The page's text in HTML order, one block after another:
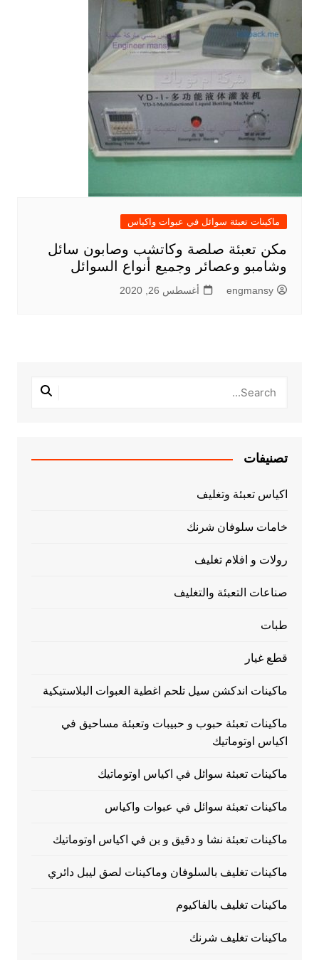
ماكينات تعبئة سوائل في عبوات واكياس
مكن تعبئة صلصة وكاتشب وصابون سائل
وشامبو وعصائر وجميع أنواع السوائل
engmansy أغسطس 26, 2020
تصنيفات
اكياس تعبئة وتغليف
خامات سلوفان شرنك
رولات و افلام تغليف
صناعات التعبئة والتغليف
طبات
قطع غيار
ماكينات اندكشن سيل تلحم اغطية العبوات البلاستيكية
ماكينات تعبئة حبوب و حبيبات وتعبئة مساحيق في
اكياس اوتوماتيك
ماكينات تعبئة سوائل في اكياس اوتوماتيك
ماكينات تعبئة سوائل في عبوات واكياس
ماكينات تعبئة نشا و دقيق و بن في اكياس اوتوماتيك
ماكينات تغليف بالسلوفان وماكينات لصق ليبل دائري
ماكينات تغليف بالفاكيوم
ماكينات تغليف شرنك